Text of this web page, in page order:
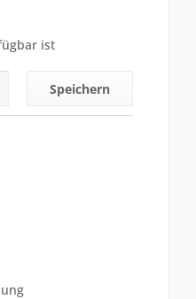
ist
Speichern